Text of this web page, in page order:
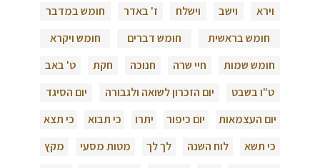
וירא
וישב וישלח ז' באדר
חומש במדבר
חומש בראשית
חומש דברים
חומש ויקרא
חומש שמות
חיי שרה חנוכה חקת
ט' באב
ט"ו בשבט
יום הזכרון לשואה ולגבורה
יום הסיגד
יום העצמאות
יום כיפור יתרו כי תבוא
כי תצא
כי תשא
לוח השנה לך לך מטות מסעי
מקץ